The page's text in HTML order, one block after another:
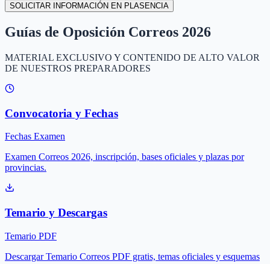
SOLICITAR INFORMACIÓN EN PLASENCIA
Guías de Oposición Correos 2026
MATERIAL EXCLUSIVO Y CONTENIDO DE ALTO VALOR
DE NUESTROS PREPARADORES
Convocatoria y Fechas
Fechas Examen
Examen Correos 2026, inscripción, bases oficiales y plazas por
provincias.
Temario y Descargas
Temario PDF
Descargar Temario Correos PDF gratis, temas oficiales y esquemas